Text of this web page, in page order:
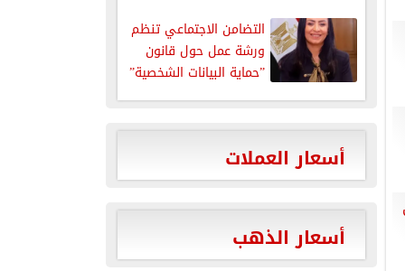
التضامن الاجتماعي تنظم
ورشة عمل حول قانون
”حماية البيانات الشخصية”
أسعار العملات
أسعار الذهب